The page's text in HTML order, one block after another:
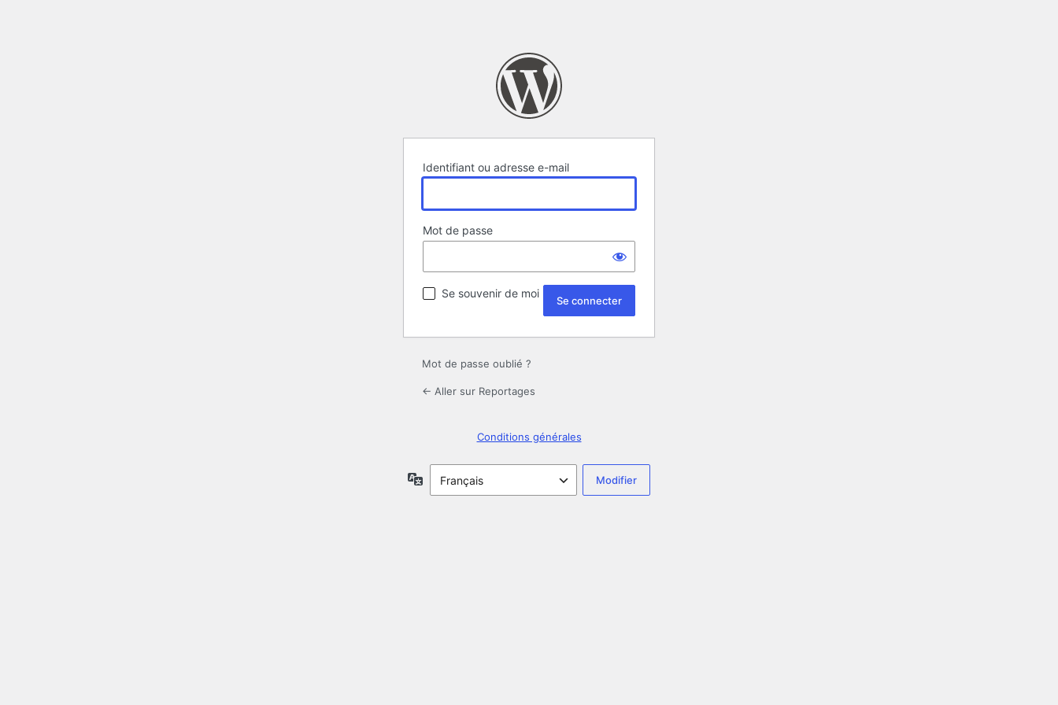
Identifiant ou adresse e-mail
Mot de passe
Se souvenir de moi
Mot de passe oublié ?
← Aller sur Reportages
Conditions générales
Langue